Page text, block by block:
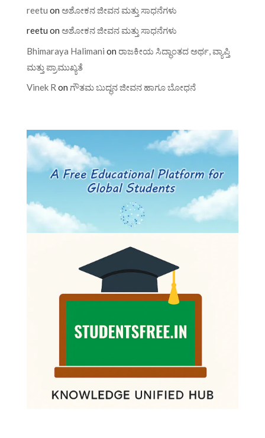
reetu on ಅಶೋಕನ ಜೀವನ ಮತ್ತು ಸಾಧನೆಗಳು
reetu on ಅಶೋಕನ ಜೀವನ ಮತ್ತು ಸಾಧನೆಗಳು
Bhimaraya Halimani on ರಾಜಕೀಯ ಸಿದ್ಧಾಂತದ ಅರ್ಥ, ವ್ಯಾಪ್ತಿ
ಮತ್ತು ಪ್ರಾಮುಖ್ಯತೆ
Vinek R on ಗೌತಮ ಬುದ್ಧನ ಜೀವನ ಹಾಗೂ ಬೋಧನೆ